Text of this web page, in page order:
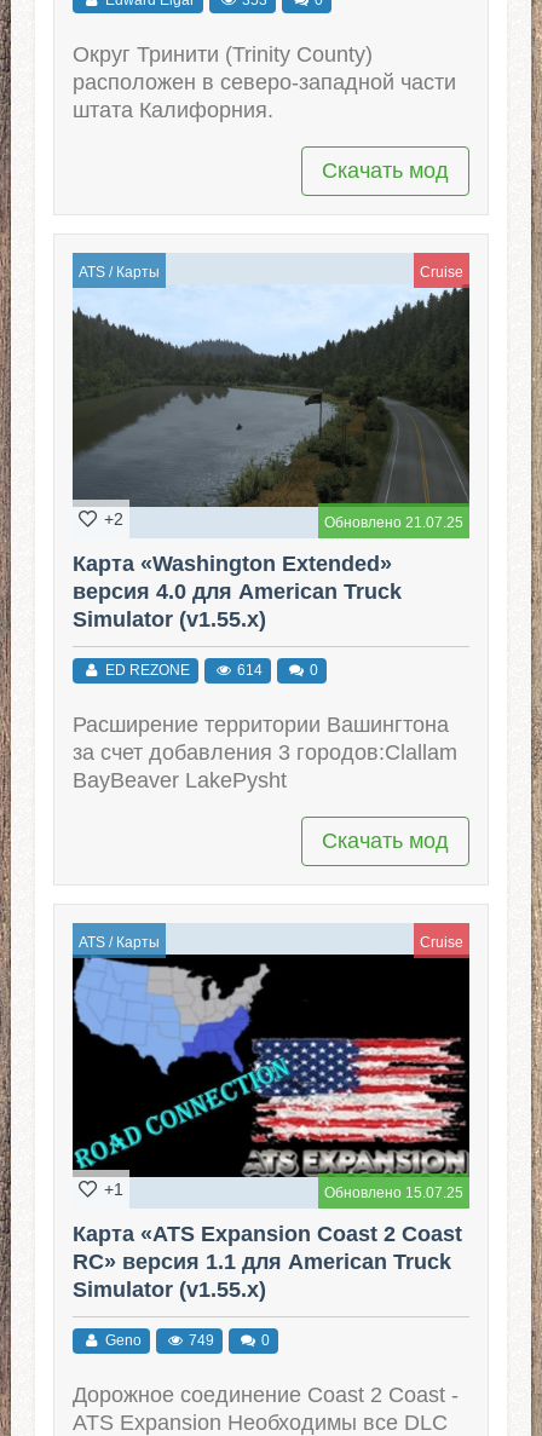
Округ Тринити (Trinity County)
расположен в северо-западной части
штата Калифорния.
Скачать мод
ATS/ Карты Cruise
Обновлено 21.07.25
+2
Карта «Washington Extended»
версия 4.0 для American Truck
Simulator (v1.55.x)
ED REZONE 614 0
Расширение территории Вашингтона
за счет добавления 3 городов:Clallam
BayBeaver LakePysht
Скачать мод
ATS/ Карты Cruise
Обновлено 15.07.25
+1
Карта «ATS Expansion Coast 2 Coast
RC» версия 1.1 для American Truck
Simulator (v1.55.x)
Geno 749 0
Дорожное соединение Coast 2 Coast -
ATS Expansion Необходимы все DLC